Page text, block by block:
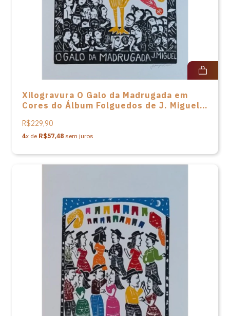
Xilogravura O Galo da Madrugada em
Cores do Álbum Folguedos de J. Miguel -
R$229,90
4x de R$57,48 sem juros